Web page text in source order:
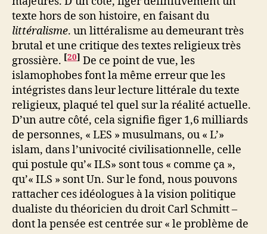
texte hors de son histoire, en faisant du
littéralisme. un littéralisme au demeurant très
brutal et une critique des textes religieux très
grossière. [20] De ce point de vue, les
islamophobes font la même erreur que les
intégristes dans leur lecture littérale du texte
religieux, plaqué tel quel sur la réalité actuelle.
D’un autre côté, cela signifie figer 1,6 milliards
de personnes, « LES » musulmans, ou « L’»
islam, dans l’univocité civilisationnelle, celle
qui postule qu’« ILS» sont tous « comme ça »,
qu’« ILS » sont Un. Sur le fond, nous pouvons
rattacher ces idéologues à la vision politique
dualiste du théoricien du droit Carl Schmitt –
dont la pensée est centrée sur « le problème de